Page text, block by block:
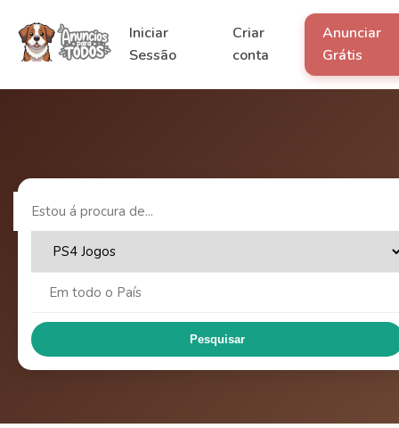
Iniciar
Sessão
Criar
conta
Anunciar
Grátis
Pesquisar